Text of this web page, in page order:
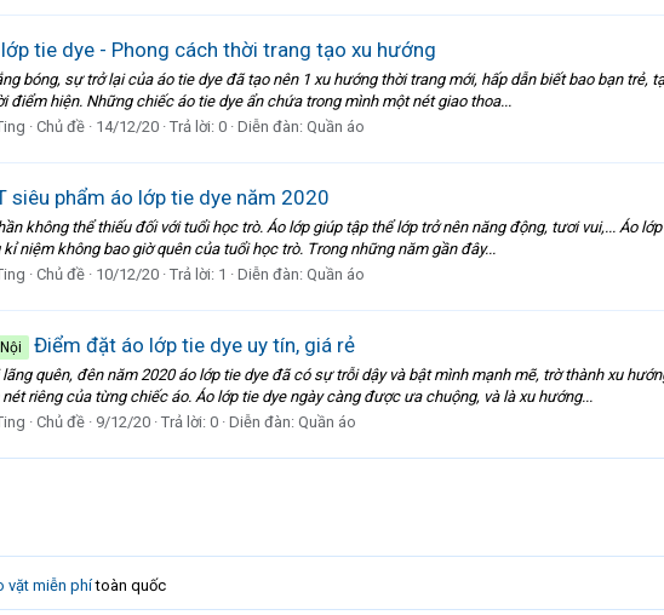
tie dye - Phong cách thời trang tạo xu hướng
bóng, sự trở lại của áo tie dye đã tạo nên 1 xu hướng thời trang mới, hấp dẫn biết bao bạn
điểm hiện. Những chiếc áo tie dye ẩn chứa trong mình một nét giao thoa...
Chủ đề 14/12/20 Trả lời: 0 Diễn đàn: Quần áo
siêu phẩm áo lớp tie dye năm 2020
không thể thiếu đối với tuổi học trò. Áo lớp giúp tập thể lớp trở nên năng động, tươi vui,... Áo
niệm không bao giờ quên của tuổi học trò. Trong những năm gần đây...
Chủ đề 10/12/20 Trả lời: 1 Diễn đàn: Quần áo
Điểm đặt áo lớp tie dye uy tín, giá rẻ
quên, đên năm 2020 áo lớp tie dye đã có sự trỗi dậy và bật mình mạnh mẽ, trờ thành xu
riêng của từng chiếc áo. Áo lớp tie dye ngày càng được ưa chuộng, và là xu hướng...
Chủ đề 9/12/20 Trả lời: 0 Diễn đàn: Quần áo
vặt miễn phítoàn quốc